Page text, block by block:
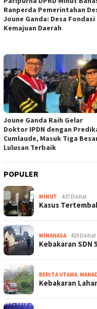
Ranperda Pemerintahan
Joune Ganda: Desa Fondasi
Kemajuan Daerah
Joune Ganda Raih Gelar
Doktor IPDN dengan
Cumlaude, Masuk Tiga
Lulusan Terbaik
POPULER
MINUT 437 Dilihat
Kasus
MINAHASA 419 Dilihat
Kebakaran SDN
BERITA UTAMA
Kebakaran